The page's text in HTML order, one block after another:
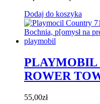
Dodaj do koszyka
PLAYMOBIL
ROWER
55,00zł